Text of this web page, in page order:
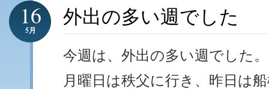
外出の多い週でした
16
5月
今週は、外出の多い週でした。
月曜日は秩父に行き、昨日は